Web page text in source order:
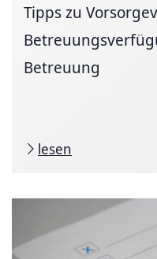
Tipps zu
Betreuung
lesen